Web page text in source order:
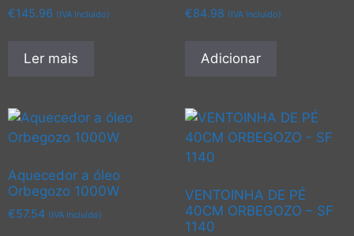
€145.96 (IVA Incluído)
Ler mais
€84.98 (IVA Incluído)
Adicionar
Aquecedor a óleo
Orbegozo 1000W
€57.54 (IVA Incluído)
VENTOINHA DE PÉ
40CM ORBEGOZO – SF
1140